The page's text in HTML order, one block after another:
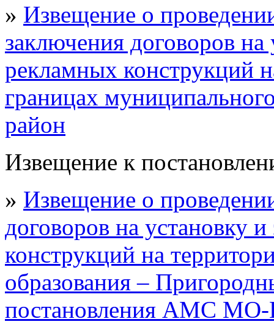
» Извещение о
заключения договоров
рекламных конструкций
границах
район
Извещение к
» Извещение о
договоров на установку
конструкций на
образования –
постановления АМС МО-